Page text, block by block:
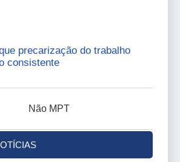
precarização do trabalho
consistente